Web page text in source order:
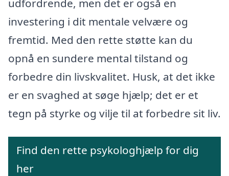
udfordrende, men det er også en
investering i dit mentale velvære og
fremtid. Med den rette støtte kan du
opnå en sundere mental tilstand og
forbedre din livskvalitet. Husk, at det ikke
er en svaghed at søge hjælp; det er et
tegn på styrke og vilje til at forbedre sit liv.
Find den rette psykologhjælp for dig
her